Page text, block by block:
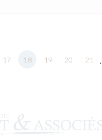
17 18 19 20 21